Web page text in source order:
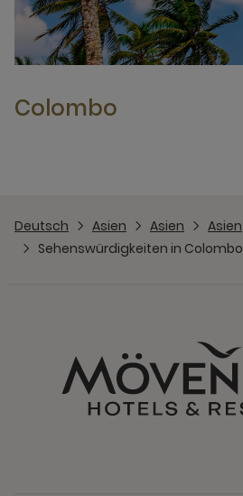
Colombo
Deutsch Asien Asien
Asien
Sehenswürdigkeiten in Colombo